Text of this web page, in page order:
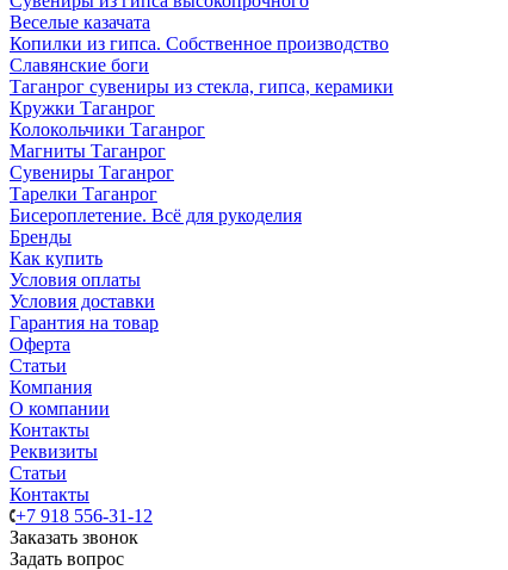
Веселые казачата
Копилки из гипса. Собственное производство
Славянские боги
Таганрог сувениры из стекла, гипса, керамики
Кружки Таганрог
Колокольчики Таганрог
Магниты Таганрог
Сувениры Таганрог
Тарелки Таганрог
Бисероплетение. Всё для рукоделия
Бренды
Как купить
Условия оплаты
Условия доставки
Гарантия на товар
Оферта
Статьи
Компания
О компании
Контакты
Реквизиты
Статьи
Контакты
+7 918 556-31-12
Заказать звонок
Задать вопрос